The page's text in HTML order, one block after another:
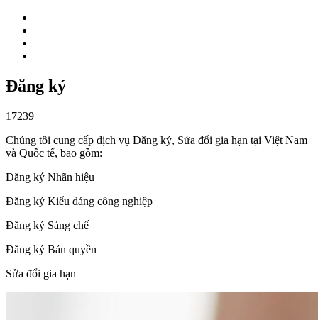
Đăng ký
17239
Chúng tôi cung cấp dịch vụ Đăng ký, Sửa đổi gia hạn tại Việt Nam
và Quốc tế, bao gồm:
Đăng ký Nhãn hiệu
Đăng ký Kiểu dáng công nghiệp
Đăng ký Sáng chế
Đăng ký Bản quyền
Sửa đổi gia hạn